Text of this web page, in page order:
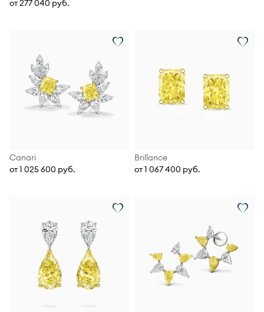
от 277 040 руб.
Canari
от 1 025 600 руб.
Brillance
от 1 067 400 руб.